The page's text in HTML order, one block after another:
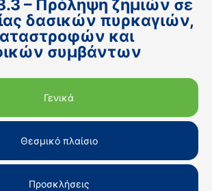
– Πρόληψη ζημιών σε
δασικών πυρκαγιών,
και
συμβάντων
Γενικά
Θεσμικό πλαίσιο
Προσκλήσεις